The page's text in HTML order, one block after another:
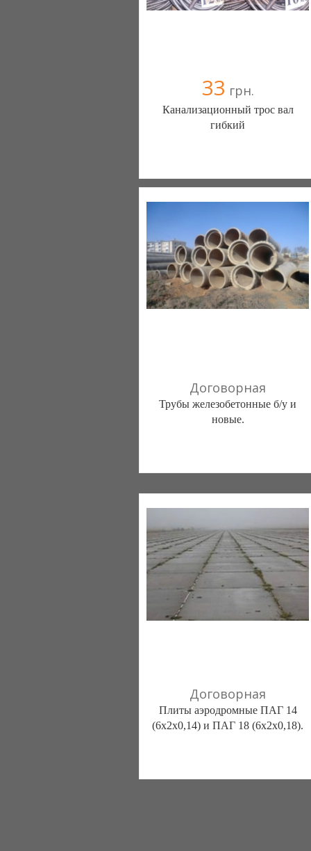
33 грн.
Канализационный трос вал
гибкий
1 отзыв(а), 100% положительных
066 716-46-06
Договорная
Трубы железобетонные б/у и
новые.
048 7366716
095 0016777
Договорная
Плиты аэродромные ПАГ 14
(6х2х0,14) и ПАГ 18 (6х2х0,18).